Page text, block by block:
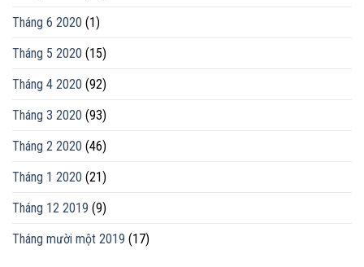
Tháng 6 2020 (1)
Tháng 5 2020 (15)
Tháng 4 2020 (92)
Tháng 3 2020 (93)
Tháng 2 2020 (46)
Tháng 1 2020 (21)
Tháng 12 2019 (9)
Tháng mười một 2019 (17)